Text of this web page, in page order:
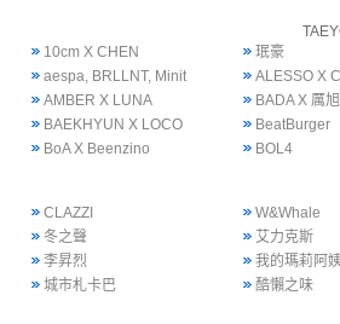
10cm X CHEN
珉豪
aespa, BRLLNT, Minit
ALESSO X
AMBER X LUNA
BADA X 厲旭
BAEKHYUN X LOCO
BeatBurger
BoA X Beenzino
BOL4
CLAZZI
W&Whale
冬之聲
艾力克斯
李昇烈
我的瑪莉阿
城市札卡巴
酷懶之味